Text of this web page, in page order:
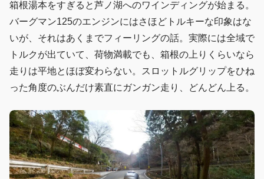
箱根湯本をすぎると芦ノ湖へのワインディングが始まる。
バーグマン125のエンジンにはさほどトルキーな印象はな
いが、それはあくまでフィーリングの話。実際には全域で
トルクが出ていて、荷物満載でも、箱根の上りくらいなら
走りは平地とほぼ変わらない。スロットルグリップをひね
った角度のぶんだけ素直にガンガン走り、どんどん上る。